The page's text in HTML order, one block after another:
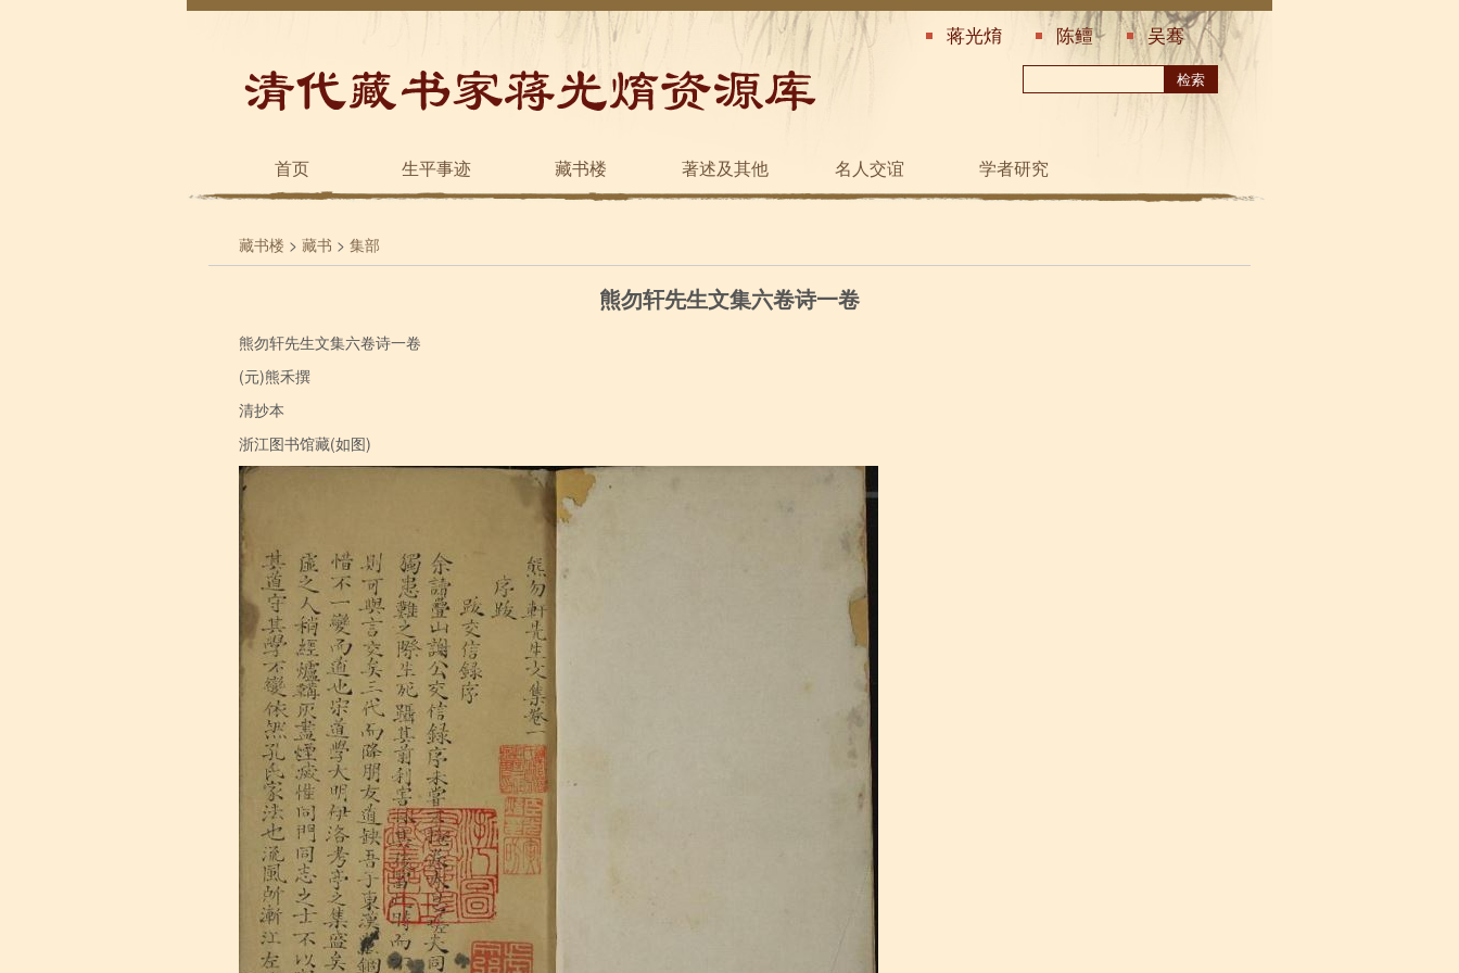
蒋光焴 陈鳣 吴骞
首页 生平事迹 藏书楼 著述及其他 名人交谊 学者研究
藏书楼 > 藏书 > 集部
熊勿轩先生文集六卷诗一卷
熊勿轩先生文集六卷诗一卷
(元)熊禾撰
清抄本
浙江图书馆藏(如图)